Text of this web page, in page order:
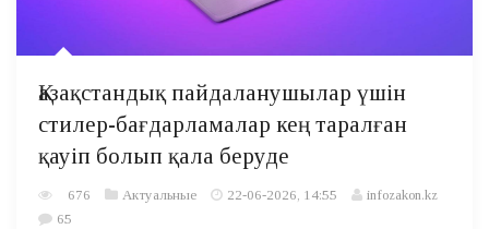
Қазақстандық пайдаланушылар үшін
стилер-бағдарламалар кең таралған
қауіп болып қала беруде
676 Актуальные 22-06-2026, 14:55
infozakon.kz
65